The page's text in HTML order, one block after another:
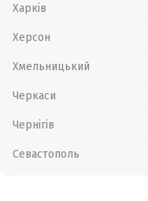
Харків
Херсон
Хмельницький
Черкаси
Чернігів
Севастополь